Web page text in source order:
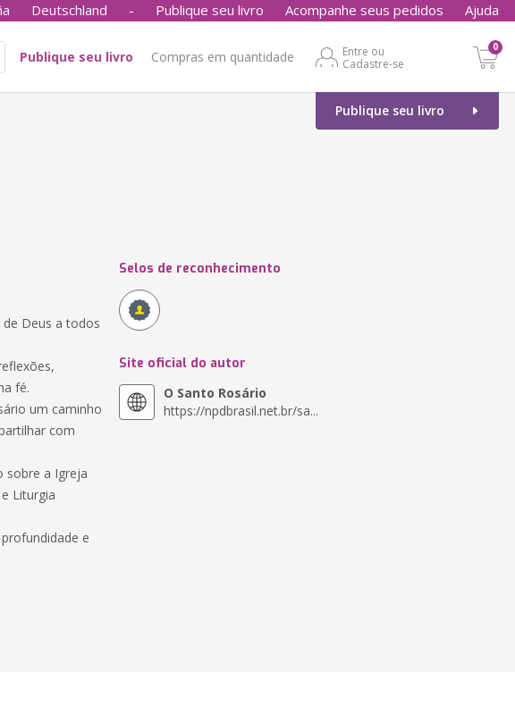
Deutschland - Publique seu livro Acompanhe seus pedidos Ajuda
Publique seu livro Compras em quantidade
Entre ou
Cadastre-se
0
Publique seu livro
Deus a todos
fé.
um caminho
com
sobre a Igreja
Liturgia
e
Selos de reconhecimento
Site oficial do autor
O Santo Rosário
https://npdbrasil.net.br/sa...